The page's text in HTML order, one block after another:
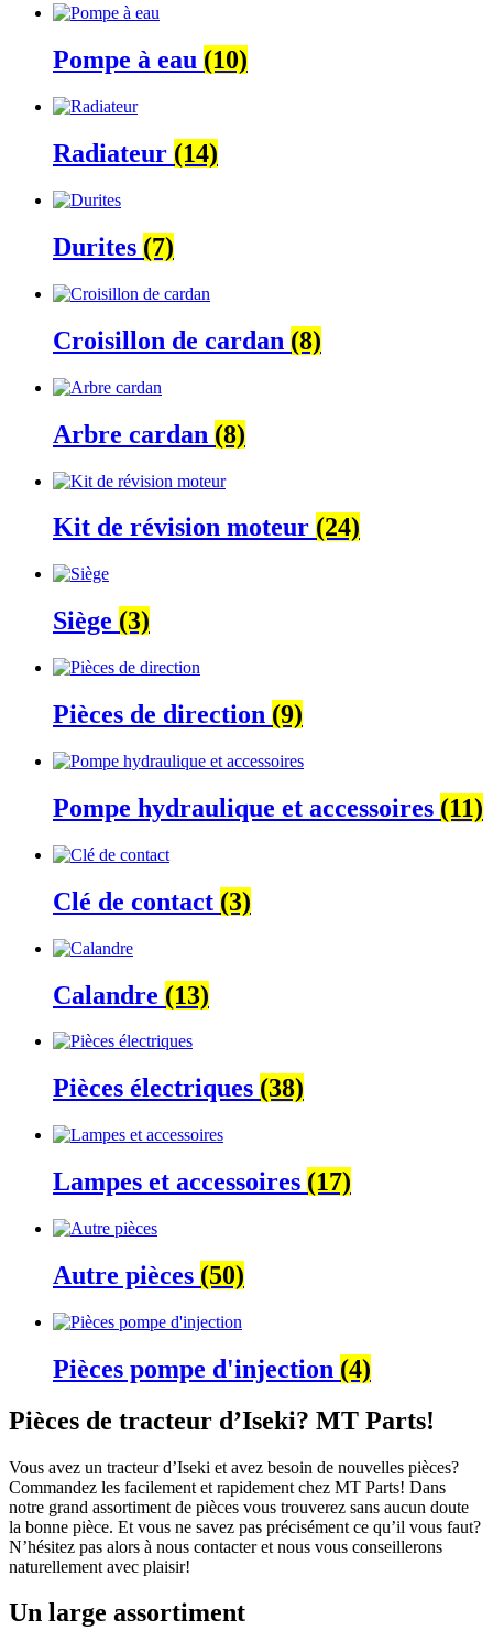
Pompe à eau (10)
Radiateur (14)
Durites (7)
Croisillon de cardan (8)
Arbre cardan (8)
Kit de révision moteur (24)
Siège (3)
Pièces de direction (9)
Pompe hydraulique et accessoires (11)
Clé de contact (3)
Calandre (13)
Pièces électriques (38)
Lampes et accessoires (17)
Autre pièces (50)
Pièces pompe d'injection (4)
Pièces de tracteur d’Iseki? MT Parts!
Vous avez un tracteur d’Iseki et avez besoin de nouvelles pièces?
Commandez les facilement et rapidement chez MT Parts! Dans
notre grand assortiment de pièces vous trouverez sans aucun doute
la bonne pièce. Et vous ne savez pas précisément ce qu’il vous faut?
N’hésitez pas alors à nous contacter et nous vous conseillerons
naturellement avec plaisir!
Un large assortiment